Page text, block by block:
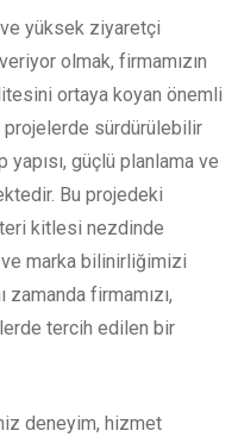
yüksek ziyaretçi
olmak, firmamızın
ortaya koyan önemli
projelerde sürdürülebilir
güçlü planlama ve
Bu projedeki
kitlesi nezdinde
ve marka bilinirliğimizi
firmamızı,
tercih edilen bir
deneyim, hizmet